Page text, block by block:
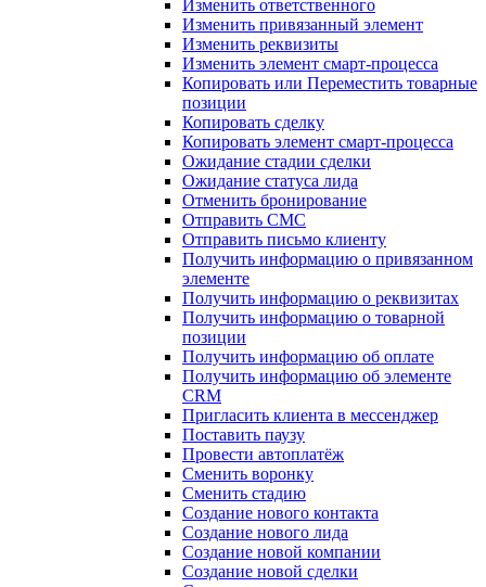
Изменить ответственного
Изменить привязанный элемент
Изменить реквизиты
Изменить элемент смарт-процесса
Копировать или Переместить товарные
позиции
Копировать сделку
Копировать элемент смарт-процесса
Ожидание стадии сделки
Ожидание статуса лида
Отменить бронирование
Отправить СМС
Отправить письмо клиенту
Получить информацию о привязанном
элементе
Получить информацию о реквизитах
Получить информацию о товарной
позиции
Получить информацию об оплате
Получить информацию об элементе
CRM
Пригласить клиента в мессенджер
Поставить паузу
Провести автоплатёж
Сменить воронку
Сменить стадию
Создание нового контакта
Создание нового лида
Создание новой компании
Создание новой сделки